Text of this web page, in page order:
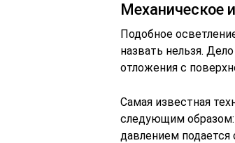
Механическое
Подобное
назвать нельзя.
отложения с
Самая известная
следующим образом:
давлением подается